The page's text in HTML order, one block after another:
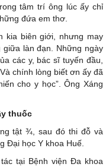
tâm trí ông lúc ấy chỉ
đứa em thơ.
kia biên giới, nhưng may
làn đạn. Những ngày
các y, bác sĩ tuyến đầu,
chính lòng biết ơn ấy đã
cho y học”. Ông Xáng
thuốc
tật ¾, sau đó thi đỗ và
Đại học Y khoa Huế.
tại Bệnh viện Đa khoa